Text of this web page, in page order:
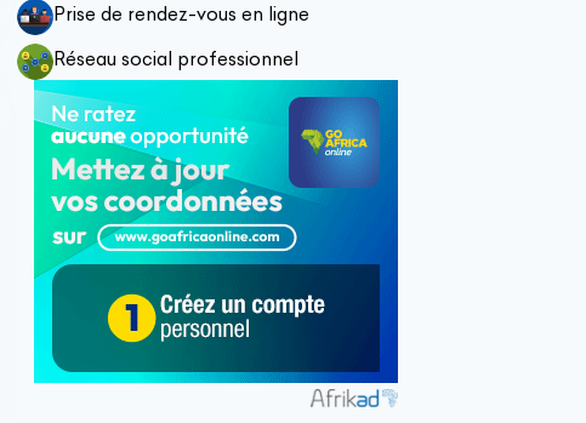
Prise de rendez-vous en ligne
Réseau social professionnel